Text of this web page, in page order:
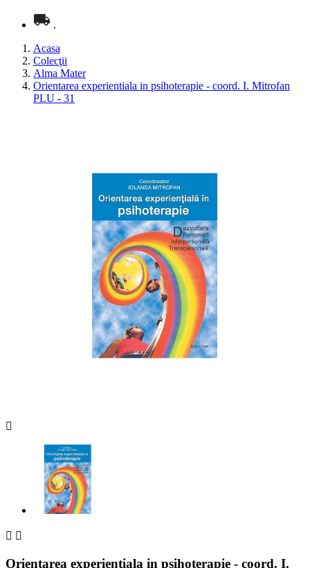
.
Acasa
Colecţii
Alma Mater
Orientarea experientiala in psihoterapie - coord. I. Mitrofan
PLU - 31

 
Orientarea experientiala in psihoterapie - coord. I.